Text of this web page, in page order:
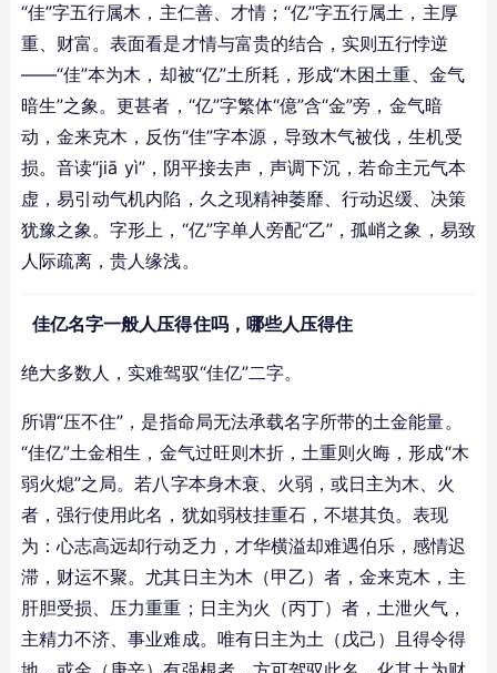
“佳”字五行属木，主仁善、才情；“亿”字五行属土，主厚
重、财富。表面看是才情与富贵的结合，实则五行悖逆
——“佳”本为木，却被“亿”土所耗，形成“木困土重、金气
暗生”之象。更甚者，“亿”字繁体“億”含“金”旁，金气暗
动，金来克木，反伤“佳”字本源，导致木气被伐，生机受
损。音读“jiā yì”，阴平接去声，声调下沉，若命主元气本
虚，易引动气机内陷，久之现精神萎靡、行动迟缓、决策
犹豫之象。字形上，“亿”字单人旁配“乙”，孤峭之象，易致
人际疏离，贵人缘浅。
佳亿名字一般人压得住吗，哪些人压得住
绝大多数人，实难驾驭“佳亿”二字。
所谓“压不住”，是指命局无法承载名字所带的土金能量。
“佳亿”土金相生，金气过旺则木折，土重则火晦，形成“木
弱火熄”之局。若八字本身木衰、火弱，或日主为木、火
者，强行使用此名，犹如弱枝挂重石，不堪其负。表现
为：心志高远却行动乏力，才华横溢却难遇伯乐，感情迟
滞，财运不聚。尤其日主为木（甲乙）者，金来克木，主
肝胆受损、压力重重；日主为火（丙丁）者，土泄火气，
主精力不济、事业难成。唯有日主为土（戊己）且得令得